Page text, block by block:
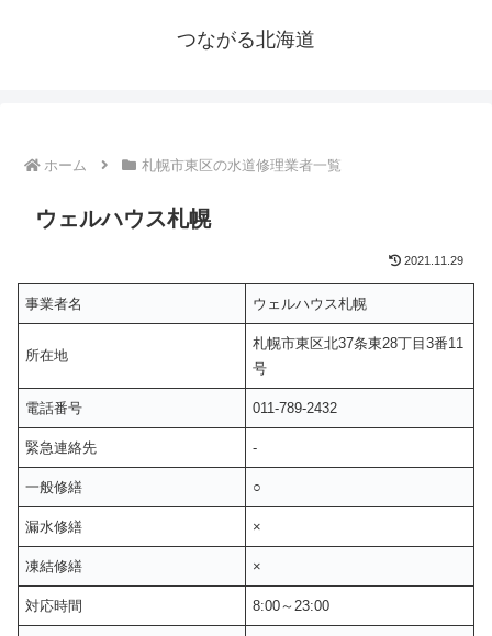
つながる北海道
ホーム 札幌市東区の水道修理業者一覧
ウェルハウス札幌
2021.11.29
事業者名 ウェルハウス札幌
所在地
札幌市東区北37条東28丁目3番11
号
電話番号 011-789-2432
緊急連絡先 -
一般修繕 ○
漏水修繕 ×
凍結修繕 ×
対応時間 8:00～23:00